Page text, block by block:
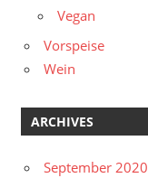
Vegan
Vorspeise
Wein
ARCHIVES
September 2020